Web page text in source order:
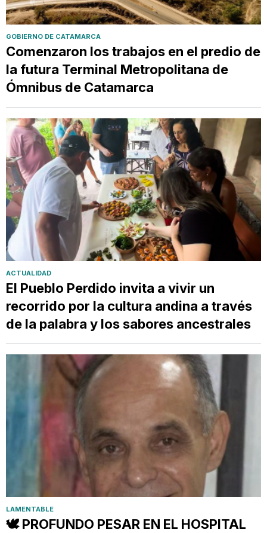
GOBIERNO DE CATAMARCA
Comenzaron los trabajos en el predio de
la futura Terminal Metropolitana de
Ómnibus de Catamarca
ACTUALIDAD
El Pueblo Perdido invita a vivir un
recorrido por la cultura andina a través
de la palabra y los sabores ancestrales
LAMENTABLE
🕊️ PROFUNDO PESAR EN EL HOSPITAL